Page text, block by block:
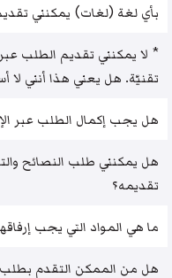
بأي لغة (لغات) يمكنني
* لا يمكنني تقديم الطلب
تقنيّة. هل يعني هذا أنني
هل يجب إكمال الطلب عبر
هل يمكنني طلب النصائح
تقديمه؟
ما هي المواد التي يجب
هل من الممكن التقدم